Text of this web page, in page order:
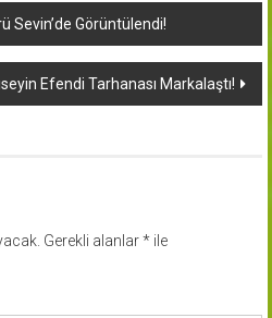
Sevin’de Görüntülendi!
Efendi Tarhanası Markalaştı!
Gerekli alanlar*ile